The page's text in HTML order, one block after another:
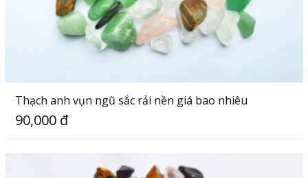
Thạch anh vụn ngũ sắc rải nền giá bao nhiêu
90,000 đ